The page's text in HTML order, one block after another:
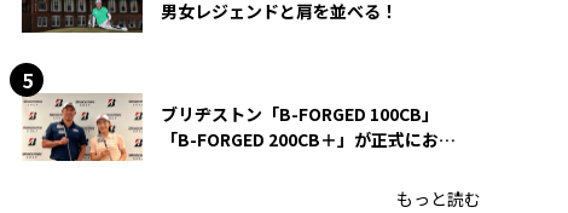
男女レジェンドと肩を並べる！
ブリヂストン「B-FORGED 100CB」
「B-FORGED 200CB＋」が正式にお披
もっと読む